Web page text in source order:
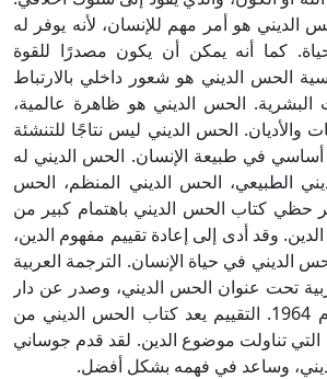
الديني هو أمر مهم للإنسان، لأنه يوفر له
كما أنه يمكن أن يكون مصدرًا للقوة
الحس الديني هو شعور داخلي بالارتباط
الحس الديني هو ظاهرة عالمية،
والأديان. الحس الديني ليس نتاجًا للتنشئة
أساسي في طبيعة الإنسان. الحس الديني له
الطبيعي، الحس الديني المنظم، الحس
حظي كتاب الحس الديني باهتمام كبير من
وقد أدى إلى إعادة تقييم مفهوم الدين،
الديني في حياة الإنسان. الترجمة العربية
تحت عنوان الحس الديني، وصدر عن دار
المعارف بالقاهرة عام 1964. التقييم يعد كتاب الحس الديني من
التي تناولت موضوع الدين. لقد قدم جوساني
وساعد في فهمه بشكل أفضل.